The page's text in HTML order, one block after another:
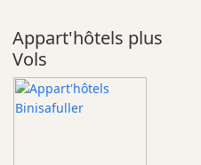
Appart'hôtels plus
Vols